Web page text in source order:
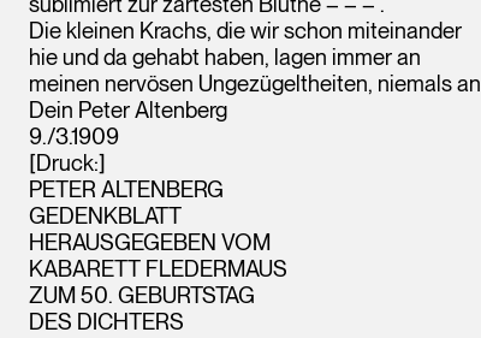
Die kleinen Krachs, die wir schon miteinander
hie und da gehabt haben, lagen immer an
meinen nervösen Ungezügeltheiten, niemals
Dein Peter Altenberg
9./3.1909
[Druck:]
PETER ALTENBERG
GEDENKBLATT
HERAUSGEGEBEN VOM
KABARETT FLEDERMAUS
ZUM 50. GEBURTSTAG
DES DICHTERS